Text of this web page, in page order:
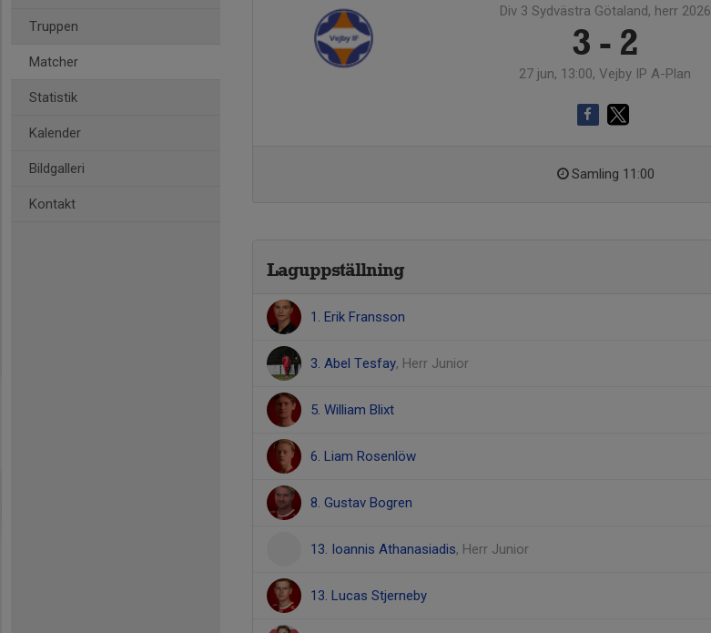
Truppen
Matcher
Statistik
Kalender
Bildgalleri
Kontakt
Div 3 Sydvästra Götaland, herr 2026
3 - 2
27 jun, 13:00, Vejby IP A-Plan
Samling 11:00
Laguppställning
1. Erik Fransson
3. Abel Tesfay, Herr Junior
5. William Blixt
6. Liam Rosenlöw
8. Gustav Bogren
13. Ioannis Athanasiadis, Herr Junior
13. Lucas Stjerneby